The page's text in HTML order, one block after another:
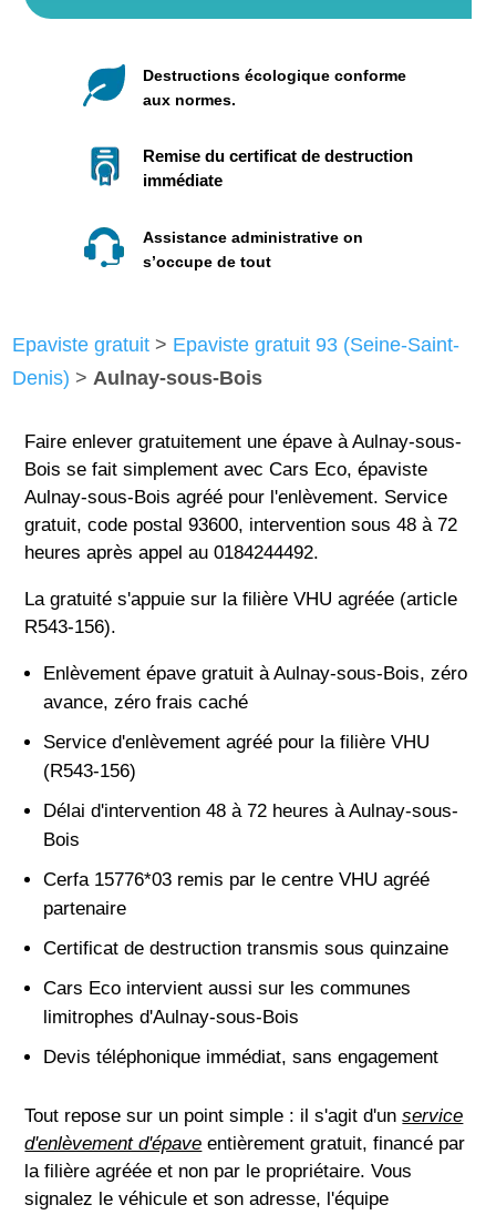
Destructions écologique conforme
aux normes.
Remise du certificat de destruction
immédiate
Assistance administrative on
s’occupe de tout
Epaviste gratuit > Epaviste gratuit 93 (Seine-Saint-
Denis) >Aulnay-sous-Bois
Faire enlever gratuitement une épave à Aulnay-sous-
Bois se fait simplement avec Cars Eco, épaviste
Aulnay-sous-Bois agréé pour l'enlèvement. Service
gratuit, code postal 93600, intervention sous 48 à 72
heures après appel au 0184244492.
La gratuité s'appuie sur la filière VHU agréée (article
R543-156).
Enlèvement épave gratuit à Aulnay-sous-Bois, zéro
avance, zéro frais caché
Service d'enlèvement agréé pour la filière VHU
(R543-156)
Délai d'intervention 48 à 72 heures à Aulnay-sous-
Bois
Cerfa 15776*03 remis par le centre VHU agréé
partenaire
Certificat de destruction transmis sous quinzaine
Cars Eco intervient aussi sur les communes
limitrophes d'Aulnay-sous-Bois
Devis téléphonique immédiat, sans engagement
Tout repose sur un point simple : il s'agit d'unservice
d'enlèvement d'épave entièrement gratuit, financé par
la filière agréée et non par le propriétaire. Vous
signalez le véhicule et son adresse, l'équipe